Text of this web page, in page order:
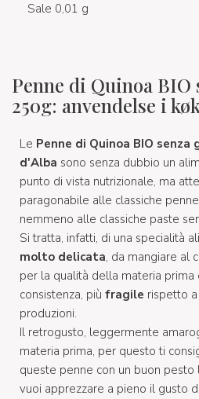
Sale 0,01 g
Penne di Quinoa BIO
250g: anvendelse i
Le Penne di Quinoa BIO senza
d'Alba sono senza dubbio un
punto di vista nutrizionale, ma
paragonabile alle classiche
nemmeno alle classiche paste
Si tratta, infatti, di una specialità
molto delicata, da mangiare al
per la qualità della materia prima
consistenza, più fragile rispetto
produzioni.
Il retrogusto, leggermente
materia prima, per questo ti
queste penne con un buon pesto
vuoi apprezzare a pieno il gusto